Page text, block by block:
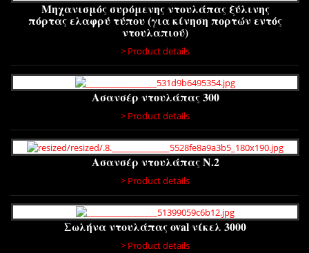
Μηχανισμός συρόμενης ντουλάπας ξύλινης
πόρτας ελαφρύ τύπου (για κίνηση πορτών εντός
ντουλαπιού)
> Product details
Ασανσέρ ντουλάπας 300
> Product details
Ασανσέρ ντουλάπας Ν.2
> Product details
Σωλήνα ντουλάπας oval νίκελ 3000
> Product details